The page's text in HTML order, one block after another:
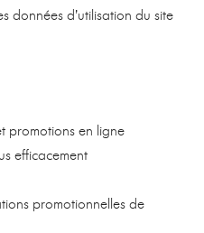
données d’utilisation du site
promotions en ligne
efficacement
promotionnelles de